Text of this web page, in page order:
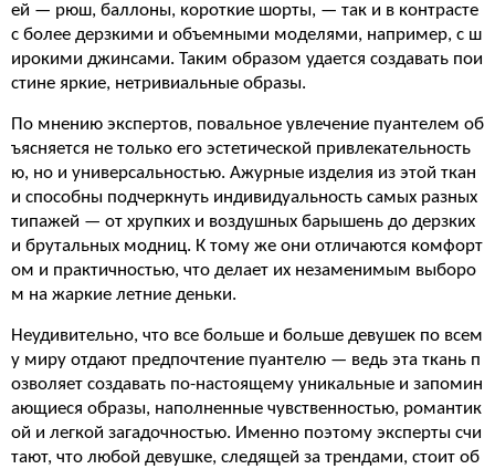
ей — рюш, баллоны, короткие шорты, — так и в контрасте
с более дерзкими и объемными моделями, например, с ш
ирокими джинсами. Таким образом удается создавать пои
стине яркие, нетривиальные образы.
По мнению экспертов, повальное увлечение пуантелем об
ъясняется не только его эстетической привлекательность
ю, но и универсальностью. Ажурные изделия из этой ткан
и способны подчеркнуть индивидуальность самых разных
типажей — от хрупких и воздушных барышень до дерзких
и брутальных модниц. К тому же они отличаются комфорт
ом и практичностью, что делает их незаменимым выборо
м на жаркие летние деньки.
Неудивительно, что все больше и больше девушек по всем
у миру отдают предпочтение пуантелю — ведь эта ткань п
озволяет создавать по-настоящему уникальные и запомин
ающиеся образы, наполненные чувственностью, романтик
ой и легкой загадочностью. Именно поэтому эксперты счи
тают, что любой девушке, следящей за трендами, стоит об